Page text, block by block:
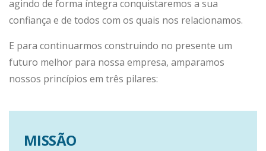
agindo de forma íntegra conquistaremos a sua
confiança e de todos com os quais nos relacionamos.
E para continuarmos construindo no presente um
futuro melhor para nossa empresa, amparamos
nossos princípios em três pilares:
MISSÃO